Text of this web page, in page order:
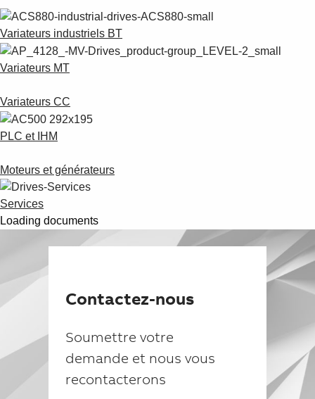
Variateurs industriels BT
Variateurs MT
Variateurs CC
PLC et IHM
Moteurs et générateurs
Services
Loading documents
Contactez-nous
Soumettre votre
demande et nous vous
recontacterons